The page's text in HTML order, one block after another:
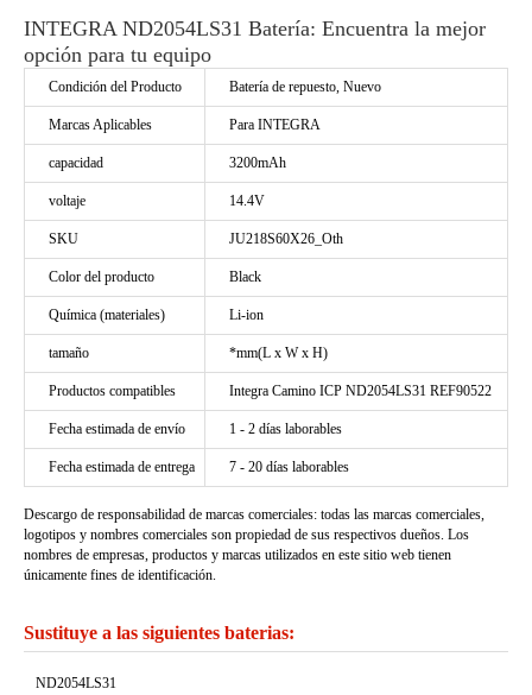
INTEGRA ND2054LS31 Batería: Encuentra la mejor
opción para tu equipo
Condición del Producto Batería de repuesto, Nuevo
Marcas Aplicables Para INTEGRA
capacidad 3200mAh
voltaje 14.4V
SKU JU218S60X26_Oth
Color del producto Black
Química (materiales) Li-ion
tamaño *mm(L x W x H)
Productos compatibles Integra Camino ICP ND2054LS31 REF90522
Fecha estimada de envío 1 - 2 días laborables
Fecha estimada de entrega 7 - 20 días laborables
Descargo de responsabilidad de marcas comerciales: todas las marcas comerciales,
logotipos y nombres comerciales son propiedad de sus respectivos dueños. Los
nombres de empresas, productos y marcas utilizados en este sitio web tienen
únicamente fines de identificación.
Sustituye a las siguientes baterias:
ND2054LS31